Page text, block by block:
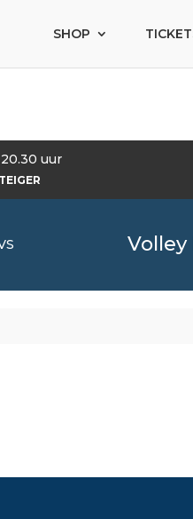
SHOP
uur
Volley